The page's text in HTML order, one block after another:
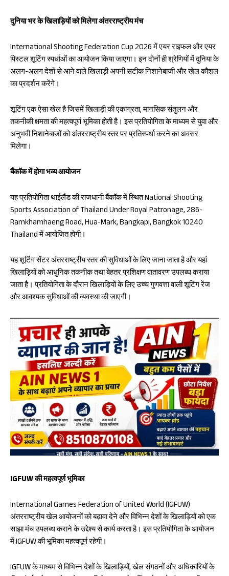
दुनिया भर के खिलाड़ियों को मिलेगा अंतरराष्ट्रीय मंच
International Shooting Federation Cup 2026 में एयर राइफल और एयर
पिस्टल शूटिंग स्पर्धाओं का आयोजन किया जाएगा। इन दोनों ही श्रेणियों में दुनिया के
अलग-अलग देशों से आने वाले खिलाड़ी अपनी सटीक निशानेबाजी और खेल कौशल
का प्रदर्शन करेंगे।
शूटिंग एक ऐसा खेल है जिसमें खिलाड़ी की एकाग्रता, मानसिक संतुलन और
तकनीकी क्षमता की महत्वपूर्ण भूमिका होती है। इस प्रतियोगिता के माध्यम से युवा और
अनुभवी निशानेबाजों को अंतरराष्ट्रीय स्तर पर प्रतिस्पर्धा करने का अवसर
मिलेगा।
बैंकॉक में होगा भव्य आयोजन
यह प्रतियोगिता थाईलैंड की राजधानी बैंकॉक में स्थित National Shooting
Sports Association of Thailand Under Royal Patronage, 286-
Ramkhamhaeng Road, Hua-Mark, Bangkapi, Bangkok 10240
Thailand में आयोजित होगी।
यह शूटिंग सेंटर अंतरराष्ट्रीय स्तर की सुविधाओं के लिए जाना जाता है और यहां
खिलाड़ियों को आधुनिक तकनीक तथा बेहतर प्रशिक्षण वातावरण उपलब्ध कराया
जाता है। प्रतियोगिता के दौरान खिलाड़ियों के लिए उच्च गुणवत्ता वाली शूटिंग रेंज
और आवश्यक सुविधाओं की व्यवस्था की जाएगी।
IGFUW की महत्वपूर्ण भूमिका
International Games Federation of United World (IGFUW)
अंतरराष्ट्रीय खेल आयोजनों को बढ़ावा देने और विभिन्न देशों के खिलाड़ियों को एक
साझा मंच उपलब्ध कराने के उद्देश्य से कार्य करता है। इस प्रतियोगिता के आयोजन
में IGFUW की भूमिका महत्वपूर्ण रहेगी।
IGFUW के माध्यम से विभिन्न देशों के खिलाड़ियों, खेल संगठनों और अधिकारियों के